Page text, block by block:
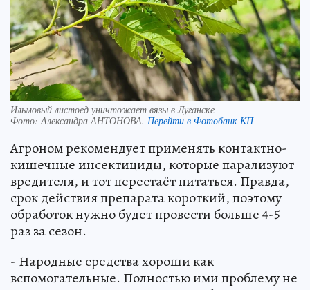
Ильмовый листоед уничтожает вязы в Луганске
Фото:Александра АНТОНОВА. Перейти в Фотобанк КП
Агроном рекомендует применять контактно-
кишечные инсектициды, которые парализуют
вредителя, и тот перестаёт питаться. Правда,
срок действия препарата короткий, поэтому
обработок нужно будет провести больше 4-5
раз за сезон.
- Народные средства хороши как
вспомогательные. Полностью ими проблему не